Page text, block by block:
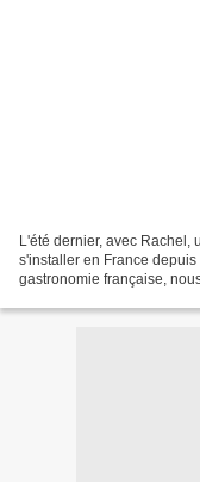
L'été dernier, avec Rachel,
s'installer en France
gastronomie française,